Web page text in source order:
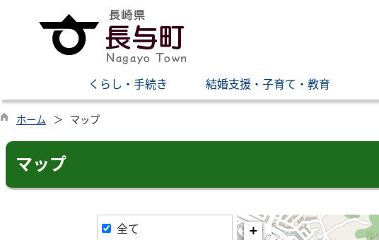
くらし・手続き 結婚支援・子育て・教育
ホーム マップ
マップ
全て
+